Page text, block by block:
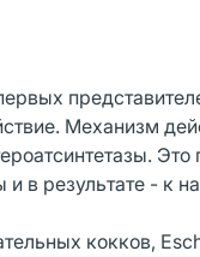
Механизм
в результате - к
кокков,